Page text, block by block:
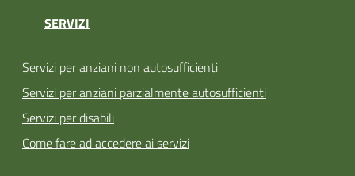
SERVIZI
Servizi per anziani non autosufficienti
Servizi per anziani parzialmente autosufficienti
Servizi per disabili
Come fare ad accedere ai servizi